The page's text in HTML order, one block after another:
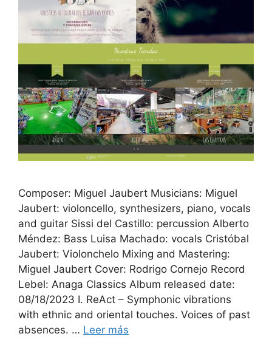
Composer: Miguel Jaubert Musicians: Miguel
Jaubert: violoncello, synthesizers, piano, vocals
and guitar Sissi del Castillo: percussion Alberto
Méndez: Bass Luisa Machado: vocals Cristóbal
Jaubert: Violonchelo Mixing and Mastering:
Miguel Jaubert Cover: Rodrigo Cornejo Record
Lebel: Anaga Classics Album released date:
08/18/2023 I. ReAct – Symphonic vibrations
with ethnic and oriental touches. Voices of past
absences. … Leer más